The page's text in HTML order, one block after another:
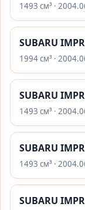
1493 см³ ·
SUBARU
1994 см³ ·
SUBARU
1493 см³ ·
SUBARU
1493 см³ ·
SUBARU